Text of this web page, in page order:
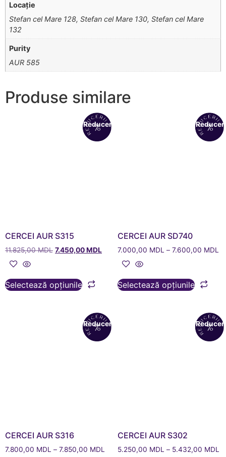
Locație
Stefan cel Mare 128, Stefan cel Mare 130, Stefan cel Mare
132
Purity
AUR 585
Produse similare
Reduceri!
CERCEI AUR S315
11.825,00MDL 7.450,00MDL
Selectează opțiunile
CERCEI AUR SD740
7.000,00 MDL – 7.600,00 MDL
Selectează opțiunile
Reduceri!
CERCEI AUR S316
7.800,00 MDL – 7.850,00 MDL
CERCEI AUR S302
5.250,00 MDL – 5.432,00 MDL